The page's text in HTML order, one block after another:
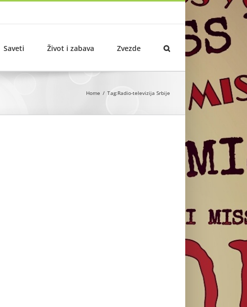
Saveti Život i zabava Zvezde
Home Tag:Radio-televizija Srbije